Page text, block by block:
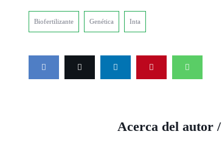
Biofertilizante Genética Inta
Acerca del autor /